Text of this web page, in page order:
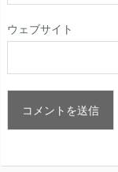
ウェブサイト